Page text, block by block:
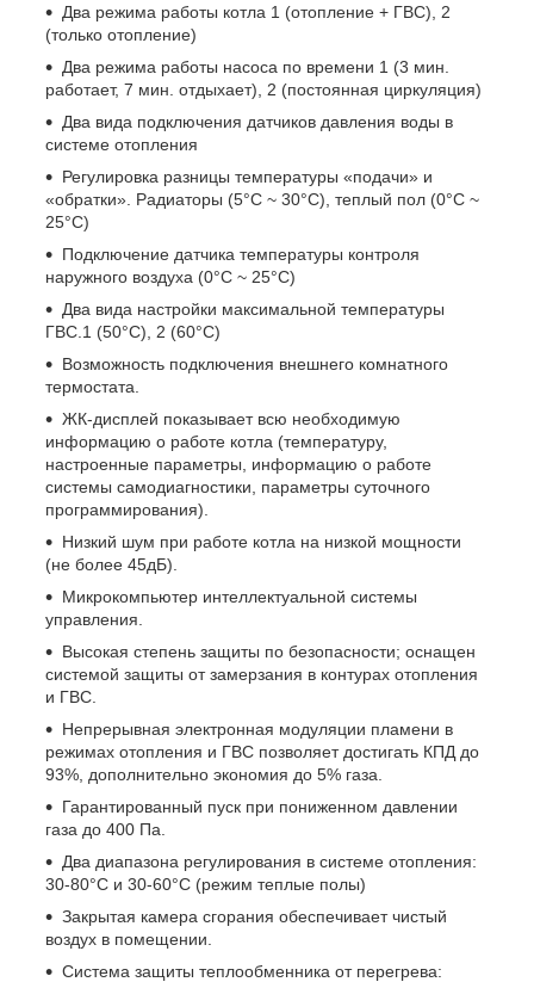
Два режима работы котла 1 (отопление + ГВС), 2
(только отопление)
Два режима работы насоса по времени 1 (3 мин.
работает, 7 мин. отдыхает), 2 (постоянная циркуляция)
Два вида подключения датчиков давления воды в
системе отопления
Регулировка разницы температуры «подачи» и
«обратки». Радиаторы (5°C ~ 30°C), теплый пол (0°C ~
25°C)
Подключение датчика температуры контроля
наружного воздуха (0°C ~ 25°C)
Два вида настройки максимальной температуры
ГВС.1 (50°C), 2 (60°C)
Возможность подключения внешнего комнатного
термостата.
ЖК-дисплей показывает всю необходимую
информацию о работе котла (температуру,
настроенные параметры, информацию о работе
системы самодиагностики, параметры суточного
программирования).
Низкий шум при работе котла на низкой мощности
(не более 45дБ).
Микрокомпьютер интеллектуальной системы
управления.
Высокая степень защиты по безопасности; оснащен
системой защиты от замерзания в контурах отопления
и ГВС.
Непрерывная электронная модуляции пламени в
режимах отопления и ГВС позволяет достигать КПД до
93%, дополнительно экономия до 5% газа.
Гарантированный пуск при пониженном давлении
газа до 400 Па.
Два диапазона регулирования в системе отопления:
30-80°C и 30-60°С (режим теплые полы)
Закрытая камера сгорания обеспечивает чистый
воздух в помещении.
Система защиты теплообменника от перегрева: